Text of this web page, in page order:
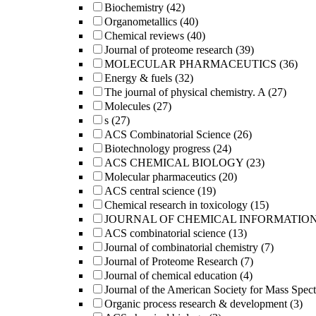
Biochemistry (42)
Organometallics (40)
Chemical reviews (40)
Journal of proteome research (39)
MOLECULAR PHARMACEUTICS (36)
Energy & fuels (32)
The journal of physical chemistry. A (27)
Molecules (27)
s (27)
ACS Combinatorial Science (26)
Biotechnology progress (24)
ACS CHEMICAL BIOLOGY (23)
Molecular pharmaceutics (20)
ACS central science (19)
Chemical research in toxicology (15)
JOURNAL OF CHEMICAL
ACS combinatorial science (13)
Journal of combinatorial chemistry (7)
Journal of Proteome Research (7)
Journal of chemical education (4)
Journal of the American Society for Mass
Organic process research & development (3)